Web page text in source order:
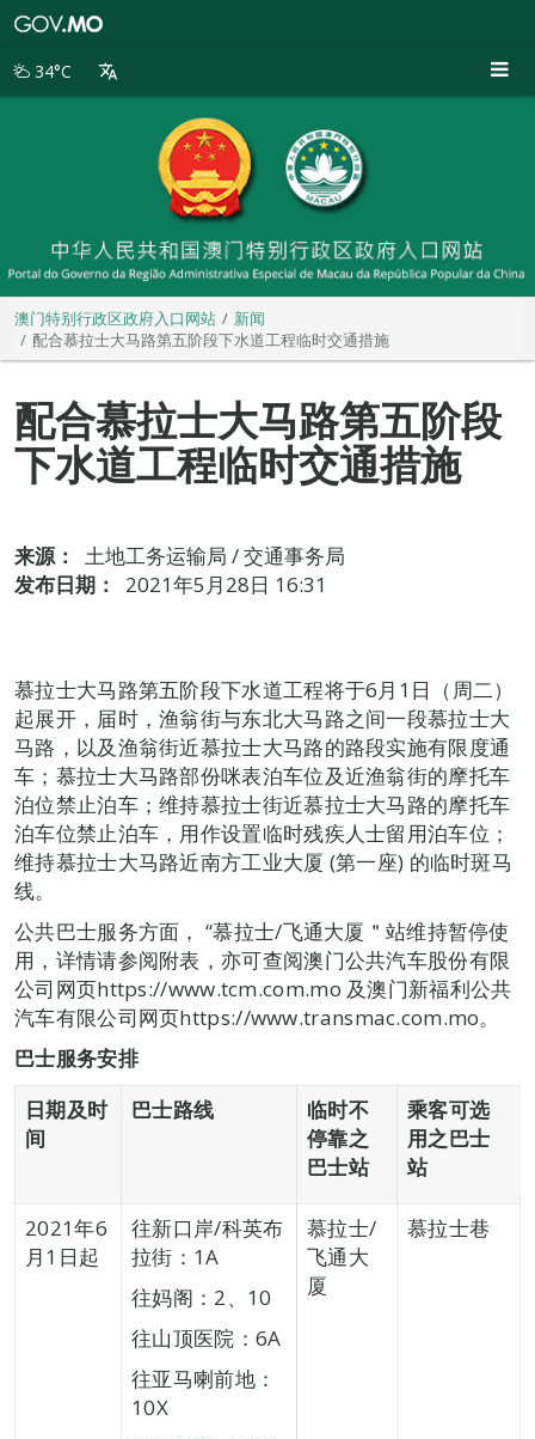
别
34°C
澳门特别行政区政府入口网站
新闻
配合慕拉士大马路第五阶段下水道工程临时交通措施
配合慕拉士大马路第五阶段
下水道工程临时交通措施
来源：
土地工务运输局 / 交通事务局
发布日期：
2021年5月28日 16:31
慕拉士大马路第五阶段下水道工程将于6月1日（周二）
起展开，届时，渔翁街与东北大马路之间一段慕拉士大
马路，以及渔翁街近慕拉士大马路的路段实施有限度通
车；慕拉士大马路部份咪表泊车位及近渔翁街的摩托车
泊位禁止泊车；维持慕拉士街近慕拉士大马路的摩托车
泊车位禁止泊车，用作设置临时残疾人士留用泊车位；
维持慕拉士大马路近南方工业大厦 (第一座) 的临时斑马
线。
公共巴士服务方面， “慕拉士/飞通大厦＂站维持暂停使
用，详情请参阅附表，亦可查阅澳门公共汽车股份有限
公司网页https://www.tcm.com.mo 及澳门新福利公共
汽车有限公司网页https://www.transmac.com.mo。
巴士服务安排
日期及时
间
巴士路线
临时不
停靠之
巴士站
乘客可选
用之巴士
站
2021年6
月1日起
往新口岸/科英布
拉街：1A
往妈阁：2、10
往山顶医院：6A
往亚马喇前地：
10X
慕拉士/
飞通大
厦
慕拉士巷